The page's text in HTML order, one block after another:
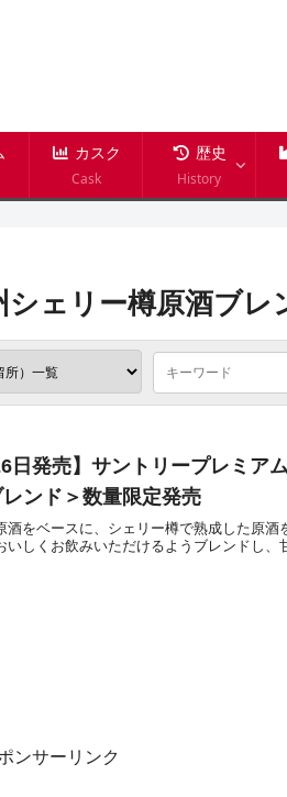
カスク
Cask
歴史
History
ェリー樽原酒ブレ
日発売】サントリープレミア
ンド＞数量限定発売
酒をベースに、シェリー樽で熟成した原酒
いしくお飲みいただけるようブレンドし、
ンサーリンク